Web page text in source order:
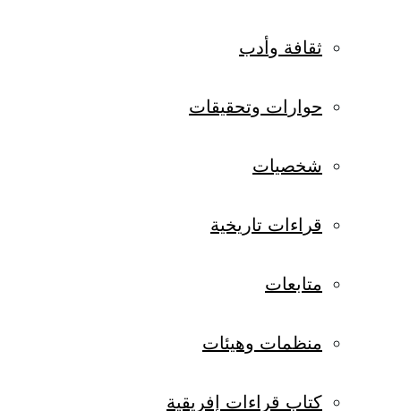
ثقافة وأدب
حوارات وتحقيقات
شخصيات
قراءات تاريخية
متابعات
منظمات وهيئات
كتاب قراءات إفريقية